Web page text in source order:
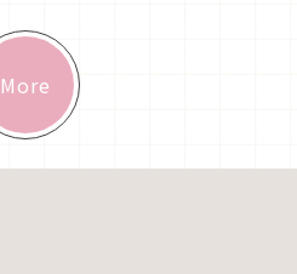
More